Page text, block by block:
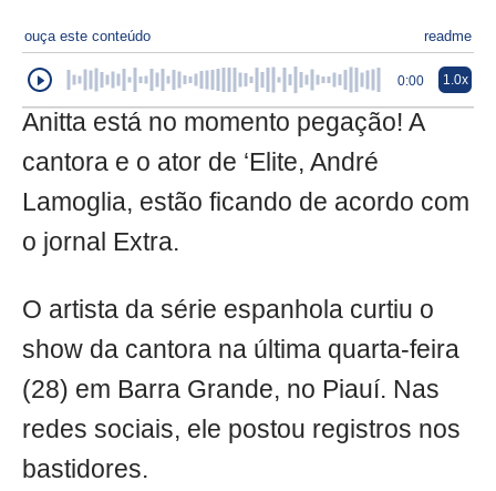
ouça este conteúdo readme
0:00 1.0x
Anitta está no momento pegação! A
cantora e o ator de ‘Elite, André
Lamoglia, estão ficando de acordo com
o jornal Extra.
O artista da série espanhola curtiu o
show da cantora na última quarta-feira
(28) em Barra Grande, no Piauí. Nas
redes sociais, ele postou registros nos
bastidores.